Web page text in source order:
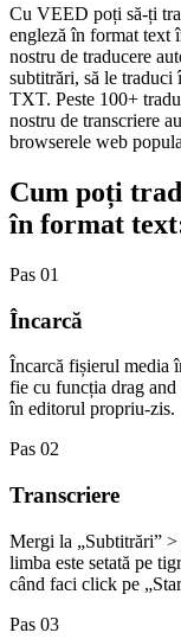
Cu VEED poți să-ți
engleză în format text
nostru de traducere
subtitrări, să le
TXT. Peste 100+
nostru de transcriere
browserele web
Cum poți
în format
Pas 01
Încarcă
Încarcă fișierul media
fie cu funcția drag
în editorul propriu-zis.
Pas 02
Transcriere
Mergi la „Subtitrări”
limba este setată pe
când faci click pe
Pas 03